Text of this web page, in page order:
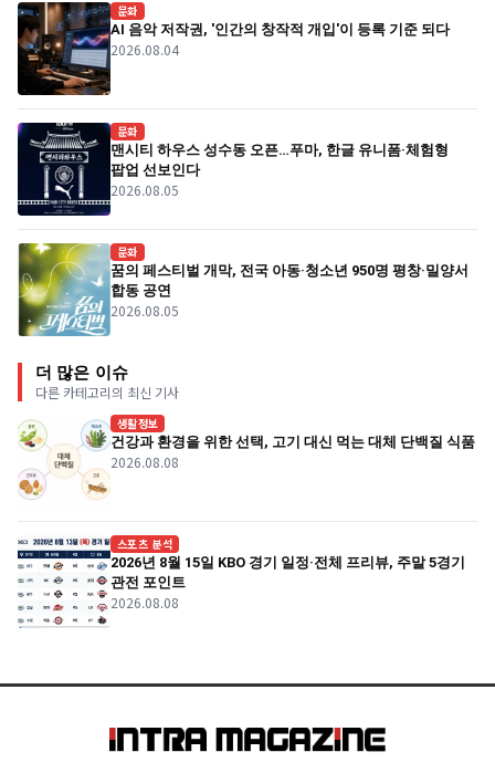
문화
AI 음악 저작권, '인간의 창작적 개입'이 등록 기준 되다
2026.08.04
문화
맨시티 하우스 성수동 오픈…푸마, 한글 유니폼·체험형
팝업 선보인다
2026.08.05
문화
꿈의 페스티벌 개막, 전국 아동·청소년 950명 평창·밀양서
합동 공연
2026.08.05
더 많은 이슈
다른 카테고리의 최신 기사
생활정보
건강과 환경을 위한 선택, 고기 대신 먹는 대체 단백질 식품
2026.08.08
스포츠 분석
2026년 8월 15일 KBO 경기 일정·전체 프리뷰, 주말 5경기
관전 포인트
2026.08.08